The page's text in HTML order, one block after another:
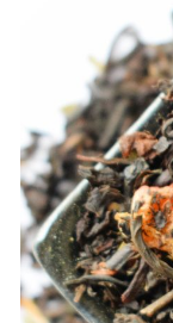
галереям
изображений